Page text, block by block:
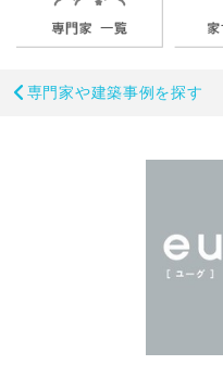
専門家や建築事例を探す